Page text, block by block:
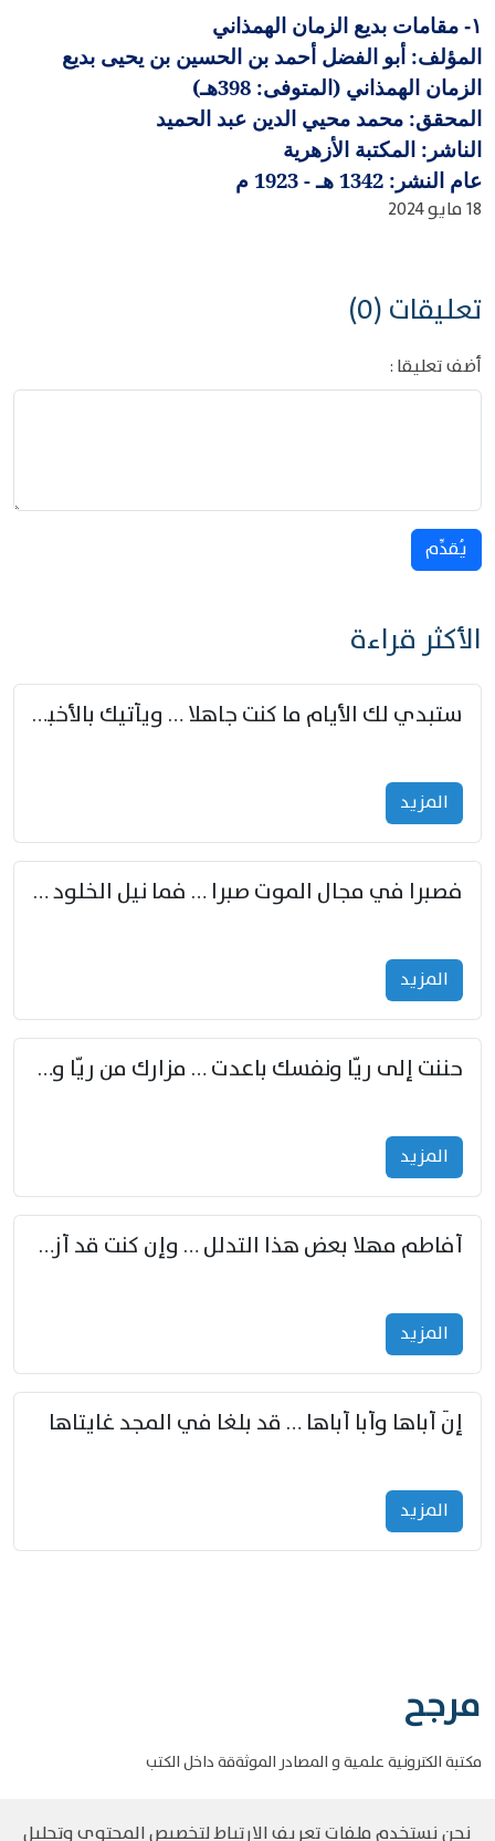
١-
مقامات بديع الزمان الهمذاني
المؤلف: أبو الفضل أحمد بن الحسين بن يحيى بديع
الزمان الهمذاني (المتوفى: 398هـ)
المحقق: محمد محيي الدين عبد الحميد
الناشر: المكتبة الأزهرية
عام النشر: 1342 هـ - 1923 م
18 مايو 2024
تعليقات (0)
أضف تعليقا :
يُقدِّم
الأكثر قراءة
ستبدي لك الأيام ما كنت جاهلا … ويأتيك بالأخبار من لم تزوّد
المزید
فصبرا في مجال الموت صبرا … فما نيل الخلود بمستطاع
المزید
حننت إلى ريّا ونفسك باعدت … مزارك من ريّا وشعباكما معا
المزید
أفاطم مهلا بعض هذا التدلل … وإن كنت قد أزمعت صرمي فأجملي
المزید
إنّ أباها وأبا أباها … قد بلغا في المجد غايتاها
المزید
مرجح
مكتبة الكترونية علمية و المصادر الموثةقة داخل الكتب
نحن نستخدم ملفات تعريف الارتباط لتخصيص المحتوى وتحليل